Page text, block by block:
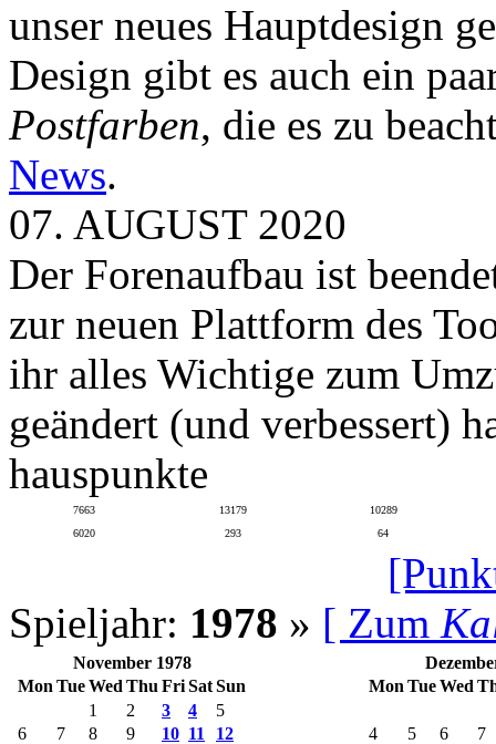
unser neues Hauptdesign
Design gibt es auch ein
Postfarben, die es zu
News.
07. AUGUST 2020
Der Forenaufbau ist
zur neuen Plattform des
ihr alles Wichtige zum
geändert (und verbessert)
hauspunkte
7663 13179
10289
6020
293 64
Spieljahr: 1978 » [ Zum
November 1978
Mon TueWed Thu FriSatSun
1
2 3 4
5
6
7 8 9 10 11
12
Mon TueWed
4 5 6
7